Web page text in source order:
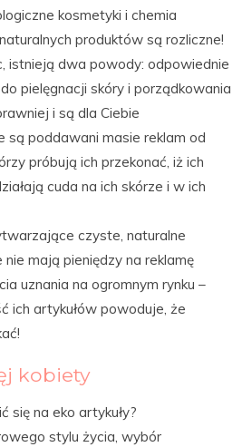
kosmetyki i chemia
produktów są rozliczne!
istnieją dwa powody: odpowiednie
pielęgnacji skóry i porządkowania
i są dla Ciebie
są poddawani masie reklam od
próbują ich przekonać, iż ich
cuda na ich skórze i w ich
czyste, naturalne
mają pieniędzy na reklamę
uznania na ogromnym rynku –
ich artykułów powoduje, że
kobiety
się na eko artykuły?
stylu życia, wybór